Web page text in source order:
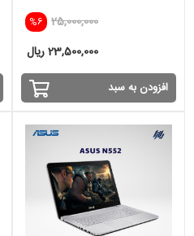
%6 25,000,000
23,500,000 ریال
افزودن به سبد